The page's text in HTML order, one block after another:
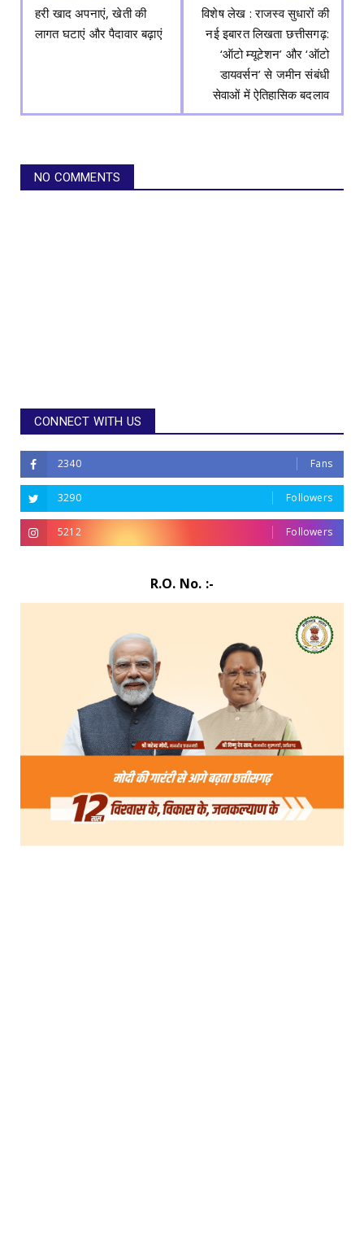
हरी खाद अपनाएं, खेती की
लागत घटाएं और पैदावार बढ़ाएं
विशेष लेख : ​राजस्व सुधारों की
नई इबारत लिखता छत्तीसगढ़:
‘ऑटो म्यूटेशन’ और ‘ऑटो
डायवर्सन’ से जमीन संबंधी
सेवाओं में ऐतिहासिक बदलाव
NO COMMENTS
CONNECT WITH US
2340 Fans
3290 Followers
5212 Followers
R.O. No. :-